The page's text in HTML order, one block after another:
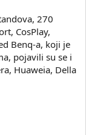
270
CosPlay,
Benq-a, koji je
pojavili su se i
Huaweia, Della